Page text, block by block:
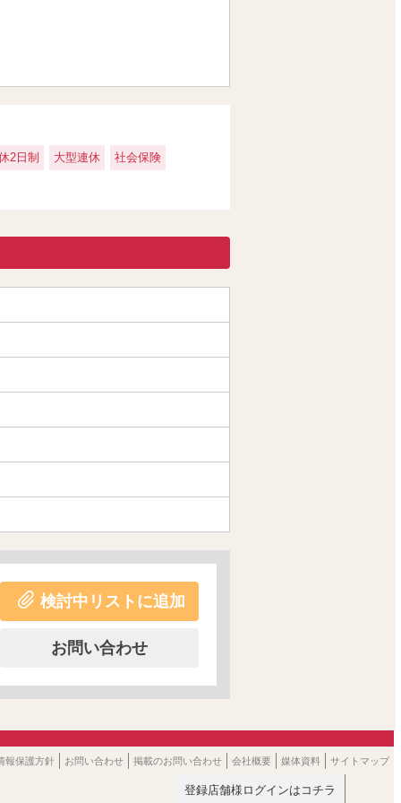
2日制 大型連休 社会保険
検討中リストに追加
お問い合わせ
報保護方針 お問い合わせ 掲載のお問い合わせ 会社概要 媒体資料 サイトマップ
登録店舗様ログインはコチラ